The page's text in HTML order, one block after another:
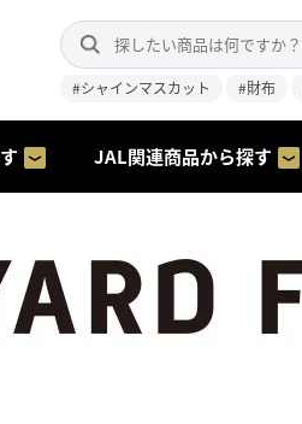
#シャインマスカット #財布
JAL関連商品から探す